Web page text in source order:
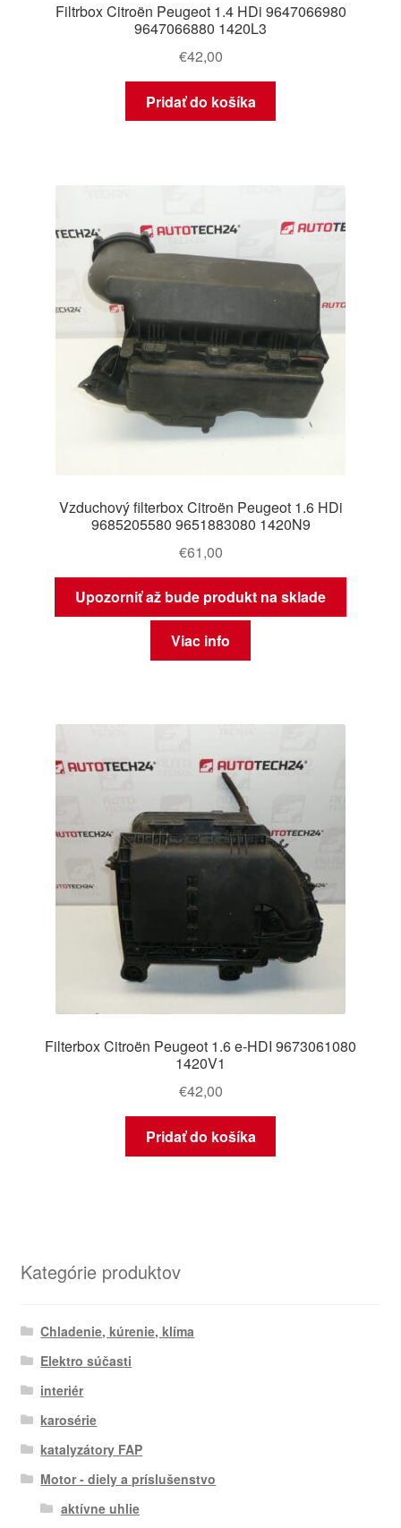
Filtrbox Citroën Peugeot 1.4 HDi 9647066980
9647066880 1420L3
€42,00
Pridať do košíka
Vzduchový filterbox Citroën Peugeot 1.6 HDi
9685205580 9651883080 1420N9
€61,00
Upozorniť až bude produkt na sklade
Viac info
Filterbox Citroën Peugeot 1.6 e-HDI 9673061080
1420V1
€42,00
Pridať do košíka
Kategórie produktov
Chladenie, kúrenie, klíma
Elektro súčasti
interiér
karosérie
katalyzátory FAP
Motor - diely a príslušenstvo
aktívne uhlie